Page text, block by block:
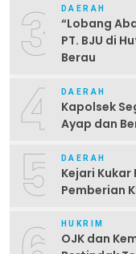
3 DAERAH
“Lobang
PT. BJU di
Berau
4 DAERAH
Kapolsek
Ayap dan
5 DAERAH
Kejari
Pemberian
HUKRIM
OJK dan